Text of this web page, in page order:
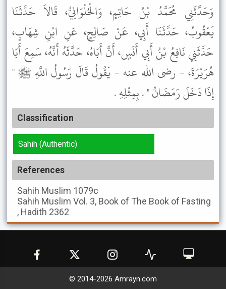
وَحَدَّثَنِي مُحَمَّدُ بْنُ حَاتِمٍ، وَالْحُلْوَانِيُّ، قَالاَ حَدَّثَنَا
يَعْقُوبُ، حَدَّثَنَا أَبِي، عَنْ صَالِحٍ، عَنِ ابْنِ شِهَابٍ،
حَدَّثَنِي نَافِعُ بْنُ أَبِي أَنَسٍ، أَنَّ أَبَاهُ، حَدَّثَهُ أَنَّهُ، سَمِعَ أَبَا
هُرَيْرَةَ، - رضى الله عنه - يَقُولُ قَالَ رَسُولُ اللَّهِ ﷺ "
إِذَا دَخَلَ رَمَضَانُ " . بِمِثْلِهِ .
Classification
Sahih (Authentic)
References
Sahih Muslim 1079c
Sahih Muslim Vol. 3, Book of The Book of Fasting
, Hadith 2362
© 2014-2026 Amrayn.com